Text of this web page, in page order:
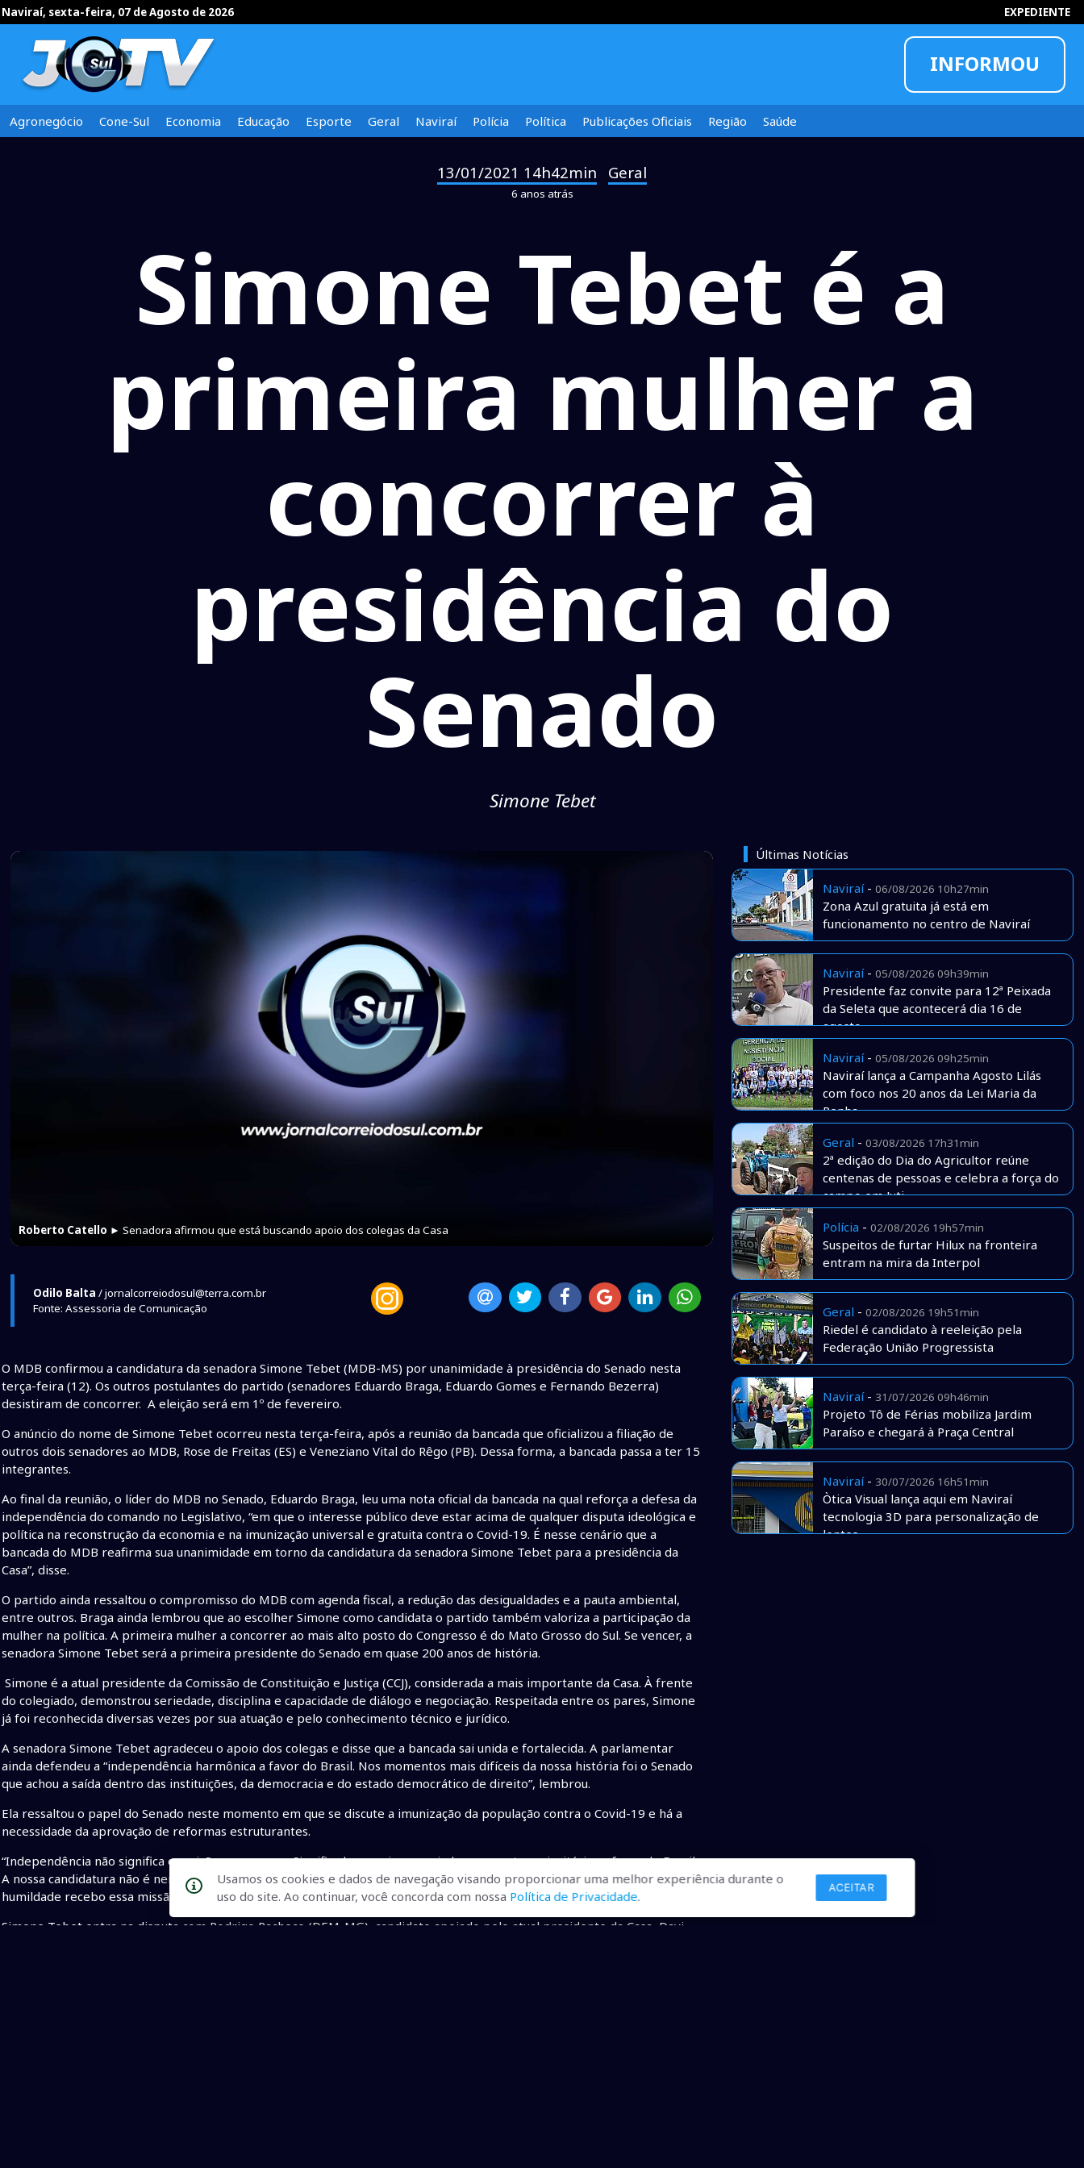
Naviraí, sexta-feira, 07 de Agosto de 2026 EXPEDIENTE
INFORMOU
Agronegócio Cone-Sul Economia Educação Esporte Geral Naviraí Polícia Política Publicações Oficiais Região Saúde
13/01/2021 14h42min Geral
6 anos atrás
Simone Tebet é a
primeira mulher a
concorrer à
presidência do
Senado
Simone Tebet
Roberto Catello ► Senadora afirmou que está buscando apoio dos colegas da Casa
Odilo Balta / jornalcorreiodosul@terra.com.br
Fonte: Assessoria de Comunicação
O MDB confirmou a candidatura da senadora Simone Tebet (MDB-MS) por unanimidade à presidência do Senado nesta
terça-feira (12). Os outros postulantes do partido (senadores Eduardo Braga, Eduardo Gomes e Fernando Bezerra)
desistiram de concorrer. A eleição será em 1º de fevereiro.
O anúncio do nome de Simone Tebet ocorreu nesta terça-feira, após a reunião da bancada que oficializou a filiação de
outros dois senadores ao MDB, Rose de Freitas (ES) e Veneziano Vital do Rêgo (PB). Dessa forma, a bancada passa a ter 15
integrantes.
Ao final da reunião, o líder do MDB no Senado, Eduardo Braga, leu uma nota oficial da bancada na qual reforça a defesa da
independência do comando no Legislativo, “em que o interesse público deve estar acima de qualquer disputa ideológica e
política na reconstrução da economia e na imunização universal e gratuita contra o Covid-19. É nesse cenário que a
bancada do MDB reafirma sua unanimidade em torno da candidatura da senadora Simone Tebet para a presidência da
Casa”, disse.
O partido ainda ressaltou o compromisso do MDB com agenda fiscal, a redução das desigualdades e a pauta ambiental,
entre outros. Braga ainda lembrou que ao escolher Simone como candidata o partido também valoriza a participação da
mulher na política. A primeira mulher a concorrer ao mais alto posto do Congresso é do Mato Grosso do Sul. Se vencer, a
senadora Simone Tebet será a primeira presidente do Senado em quase 200 anos de história.
Simone é a atual presidente da Comissão de Constituição e Justiça (CCJ), considerada a mais importante da Casa. À frente
do colegiado, demonstrou seriedade, disciplina e capacidade de diálogo e negociação. Respeitada entre os pares, Simone
já foi reconhecida diversas vezes por sua atuação e pelo conhecimento técnico e jurídico.
A senadora Simone Tebet agradeceu o apoio dos colegas e disse que a bancada sai unida e fortalecida. A parlamentar
ainda defendeu a “independência harmônica a favor do Brasil. Nos momentos mais difíceis da nossa história foi o Senado
que achou a saída dentro das instituições, da democracia e do estado democrático de direito”, lembrou.
Ela ressaltou o papel do Senado neste momento em que se discute a imunização da população contra o Covid-19 e há a
necessidade da aprovação de reformas estruturantes.
“Independência não significa oposição ao governo. Significa harmonia para ajudar nas pautas prioritárias a favor do Brasil.
A nossa candidatura não é nem de oposição, nem de situação. É uma candidatura harmônica" disse e finalizou: “Com
humildade recebo essa missão, dizendo que é um projeto do MDB, do Senado e do Brasil”.
Simone Tebet entra na disputa com Rodrigo Pacheco (DEM-MG), candidato apoiado pelo atual presidente da Casa, Davi
Últimas Notícias
Naviraí- 06/08/2026 10h27min
Zona Azul gratuita já está em
funcionamento no centro de Naviraí
Naviraí- 05/08/2026 09h39min
Presidente faz convite para 12ª Peixada
da Seleta que acontecerá dia 16 de
agosto
Naviraí- 05/08/2026 09h25min
Naviraí lança a Campanha Agosto Lilás
com foco nos 20 anos da Lei Maria da
Penha
Geral - 03/08/2026 17h31min
2ª edição do Dia do Agricultor reúne
centenas de pessoas e celebra a força do
campo em Juti
Polícia - 02/08/2026 19h57min
Suspeitos de furtar Hilux na fronteira
entram na mira da Interpol
Geral - 02/08/2026 19h51min
Riedel é candidato à reeleição pela
Federação União Progressista
Naviraí- 31/07/2026 09h46min
Projeto Tô de Férias mobiliza Jardim
Paraíso e chegará à Praça Central
Naviraí- 30/07/2026 16h51min
Òtica Visual lança aqui em Naviraí
tecnologia 3D para personalização de
lentes
Usamos os cookies e dados de navegação visando proporcionar uma melhor experiência durante o
uso do site. Ao continuar, você concorda com nossa Política de Privacidade.
ACEITAR